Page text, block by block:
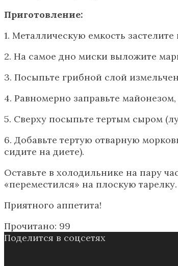
Приготовление:
1. Металлическую емкость
2. На самое дно миски выложите
3. Посыпьте грибной слой
4. Равномерно заправьте
5. Сверху посыпьте тертым сыром
6. Добавьте тертую отварную
сидите на диете).
Оставьте в холодильнике на пару
«переместился» на плоскую
Приятного аппетита!
Прочитано: 99
Поделится в соцсетях